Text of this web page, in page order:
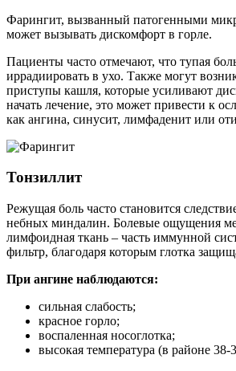
Фарингит, вызванный патогенными
может вызывать дискомфорт в горле.
Пациенты часто отмечают, что тупая
иррадиировать в ухо. Также могут
приступы кашля, которые усиливают
начать лечение, это может привести к
как ангина, синусит, лимфаденит или
Тонзиллит
Режущая боль часто становится
небных миндалин. Болевые ощущения
лимфоидная ткань – часть иммунной
фильтр, благодаря которым глотка
При ангине наблюдаются:
сильная слабость;
красное горло;
воспаленная носоглотка;
высокая температура (в районе 38-